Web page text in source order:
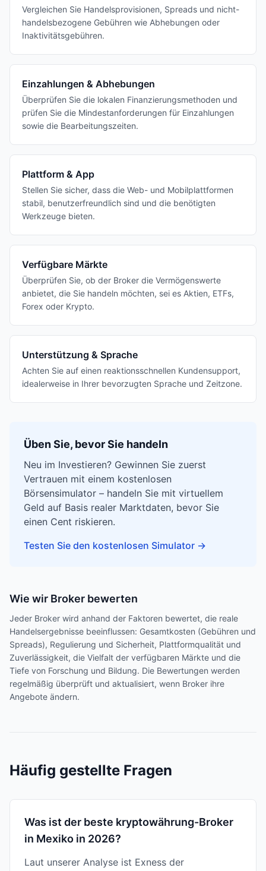
Vergleichen Sie Handelsprovisionen, Spreads und nicht-
handelsbezogene Gebühren wie Abhebungen oder
Inaktivitätsgebühren.
Einzahlungen & Abhebungen
Überprüfen Sie die lokalen Finanzierungsmethoden und
prüfen Sie die Mindestanforderungen für Einzahlungen
sowie die Bearbeitungszeiten.
Plattform & App
Stellen Sie sicher, dass die Web- und Mobilplattformen
stabil, benutzerfreundlich sind und die benötigten
Werkzeuge bieten.
Verfügbare Märkte
Überprüfen Sie, ob der Broker die Vermögenswerte
anbietet, die Sie handeln möchten, sei es Aktien, ETFs,
Forex oder Krypto.
Unterstützung & Sprache
Achten Sie auf einen reaktionsschnellen Kundensupport,
idealerweise in Ihrer bevorzugten Sprache und Zeitzone.
Üben Sie, bevor Sie handeln
Neu im Investieren? Gewinnen Sie zuerst
Vertrauen mit einem kostenlosen
Börsensimulator – handeln Sie mit virtuellem
Geld auf Basis realer Marktdaten, bevor Sie
einen Cent riskieren.
Testen Sie den kostenlosen Simulator →
Wie wir Broker bewerten
Jeder Broker wird anhand der Faktoren bewertet, die reale
Handelsergebnisse beeinflussen: Gesamtkosten (Gebühren und
Spreads), Regulierung und Sicherheit, Plattformqualität und
Zuverlässigkeit, die Vielfalt der verfügbaren Märkte und die
Tiefe von Forschung und Bildung. Die Bewertungen werden
regelmäßig überprüft und aktualisiert, wenn Broker ihre
Angebote ändern.
Häufig gestellte Fragen
Was ist der beste kryptowährung-Broker
in Mexiko in 2026?
Laut unserer Analyse ist Exness der